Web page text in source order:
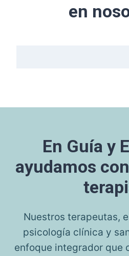
en
En Guía y
ayudamos
Nuestros terapeutas,
psicología clínica y
enfoque integrador que